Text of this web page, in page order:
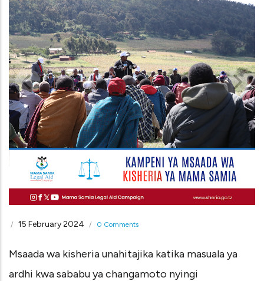
/ 15 February 2024 / 0 Comments
Msaada wa kisheria unahitajika katika masuala ya
ardhi kwa sababu ya changamoto nyingi